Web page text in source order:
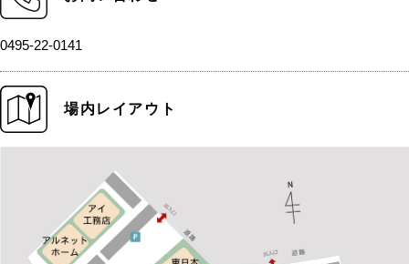
0495-22-0141
場内レイアウト